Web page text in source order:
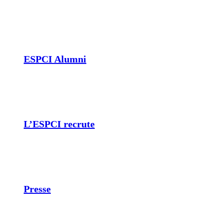
ESPCI Alumni
L’ESPCI recrute
Presse